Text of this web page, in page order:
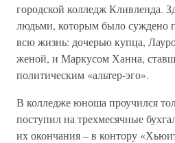
городской колледж Кливленда.
людьми, которым было суждено
всю жизнь: дочерью купца,
женой, и Маркусом Ханна,
политическим «альтер-эго».
В колледже юноша проучился
поступил на трехмесячные
их окончания – в контору